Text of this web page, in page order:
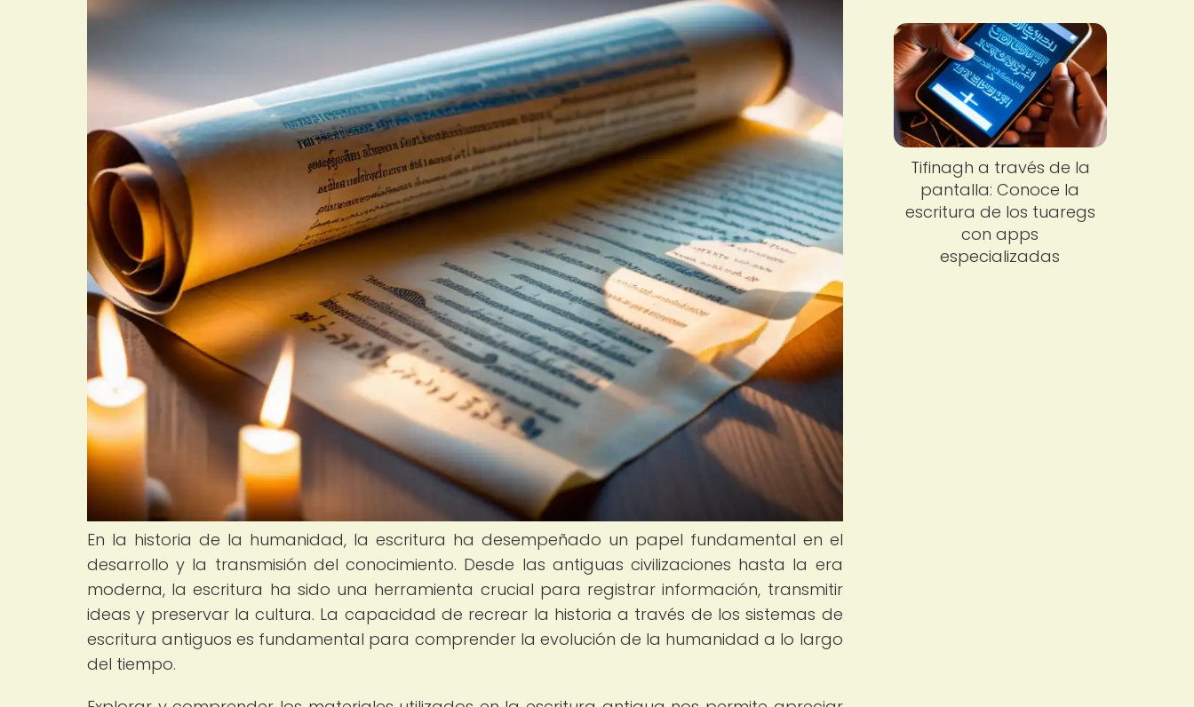
En la historia de la humanidad, la escritura ha desempeñado un papel fundamental en el
desarrollo y la transmisión del conocimiento. Desde las antiguas civilizaciones hasta la era
moderna, la escritura ha sido una herramienta crucial para registrar información, transmitir
ideas y preservar la cultura. La capacidad de recrear la historia a través de los sistemas de
escritura antiguos es fundamental para comprender la evolución de la humanidad a lo largo
del tiempo.
Tifinagh a través de la
pantalla: Conoce la
escritura de los tuaregs
con apps
especializadas